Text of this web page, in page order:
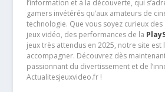
l’information et à la découverte, qui
gamers invétérés qu’aux amateurs de
technologie. Que vous soyez curieux
jeux vidéo, des performances de la
jeux très attendus en 2025, notre site est
accompagner. Découvrez dès
passionnant du divertissement et de
Actualitesjeuxvideo.fr !